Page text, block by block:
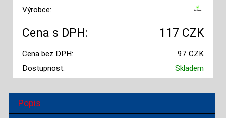
Výrobce:
Cena s DPH: 117 CZK
Cena bez DPH:
97 CZK
Dostupnost:
Skladem
Popis